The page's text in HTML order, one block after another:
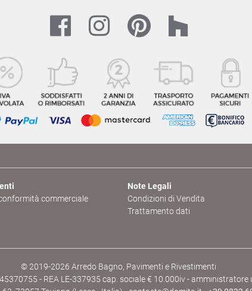
commerciale
Note Legali
Condizioni di Vendita
Trattamento dati
© 2019-2026 Arredo Bagno, Pavimenti e Rivestimenti
- REA LE-337935 cap. sociale € 10.000iv -